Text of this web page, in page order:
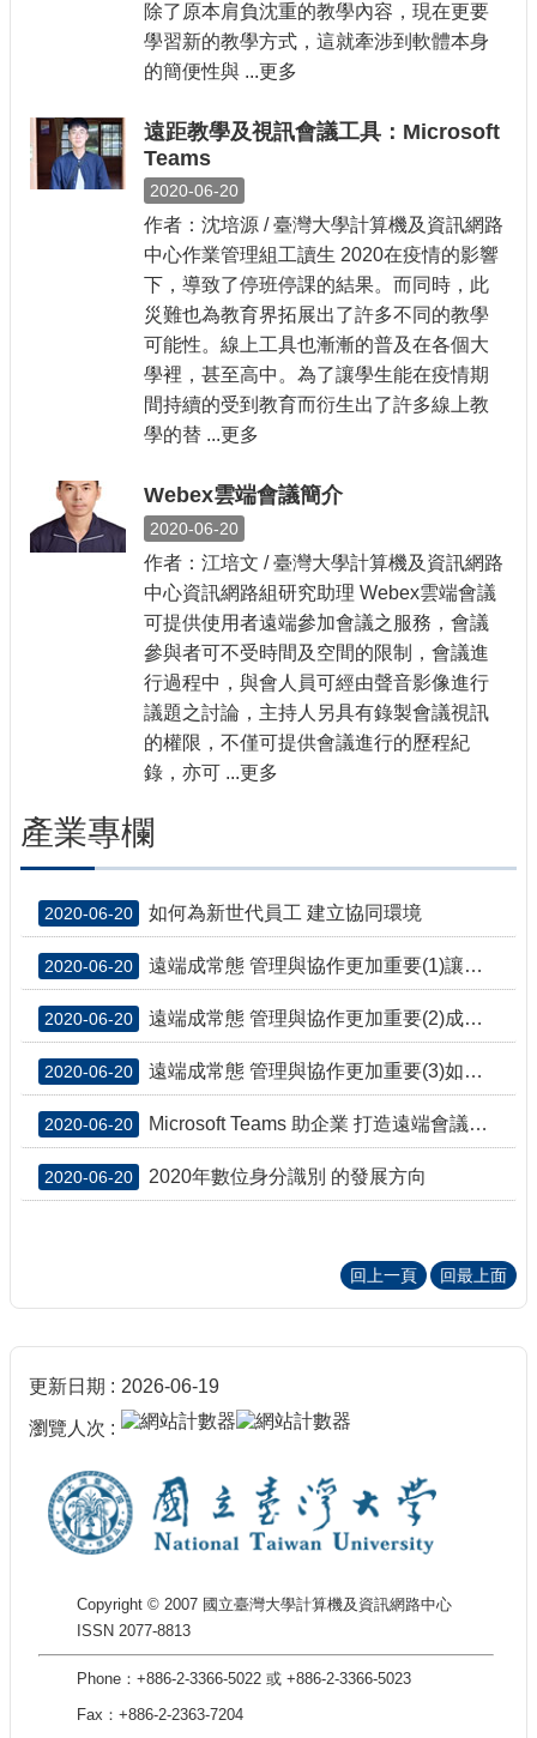
除了原本肩負沈重的教學內容，現在更要
學習新的教學方式，這就牽涉到軟體本身
的簡便性與 ...更多
遠距教學及視訊會議工具：Microsoft
Teams
2020-06-20
作者：沈培源 / 臺灣大學計算機及資訊網路
中心作業管理組工讀生 2020在疫情的影響
下，導致了停班停課的結果。而同時，此
災難也為教育界拓展出了許多不同的教學
可能性。線上工具也漸漸的普及在各個大
學裡，甚至高中。為了讓學生能在疫情期
間持續的受到教育而衍生出了許多線上教
學的替 ...更多
Webex雲端會議簡介
2020-06-20
作者：江培文 / 臺灣大學計算機及資訊網路
中心資訊網路組研究助理 Webex雲端會議
可提供使用者遠端參加會議之服務，會議
參與者可不受時間及空間的限制，會議進
行過程中，與會人員可經由聲音影像進行
議題之討論，主持人另具有錄製會議視訊
的權限，不僅可提供會議進行的歷程紀
錄，亦可 ...更多
產業專欄
2020-06-20 如何為新世代員工 建立協同環境
2020-06-20 遠端成常態 管理與協作更加重要(1)讓遠距工作發揮最大效益
2020-06-20 遠端成常態 管理與協作更加重要(2)成功領導遠端IT團隊 的7個訣竅
2020-06-20 遠端成常態 管理與協作更加重要(3)如何避免協作疲乏
2020-06-20 Microsoft Teams 助企業 打造遠端會議平台
2020-06-20 2020年數位身分識別 的發展方向
回上一頁 回最上面
更新日期 2026-06-19
瀏覽人次
Copyright © 2007 國立臺灣大學計算機及資訊網路中心
ISSN 2077-8813
Phone：+886-2-3366-5022 或 +886-2-3366-5023
Fax：+886-2-2363-7204